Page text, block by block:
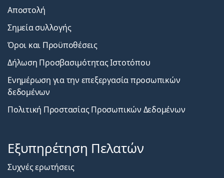
Αποστολή
Σημεία συλλογής
Όροι και Προϋποθέσεις
Δήλωση Προσβασιμότητας Ιστοτόπου
Ενημέρωση για την επεξεργασία προσωπικών
δεδομένων
Πολιτική Προστασίας Προσωπικών Δεδομένων
Εξυπηρέτηση Πελατών
Συχνές ερωτήσεις